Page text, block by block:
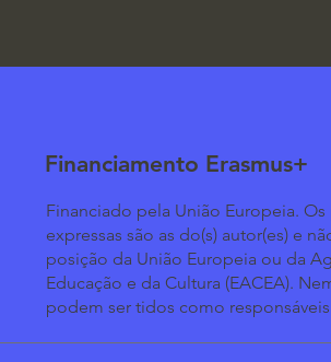
Financiado pela União Europeia.
expressas são as do(s) autor(es) e
posição da União Europeia ou da
Educação e da Cultura (EACEA).
podem ser tidos como
Financiamento Erasmus+